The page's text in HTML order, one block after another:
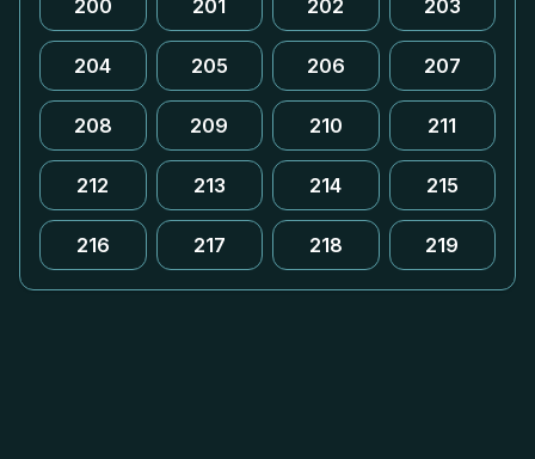
200 201 202 203
204 205 206 207
208 209 210 211
212 213 214 215
216 217 218 219